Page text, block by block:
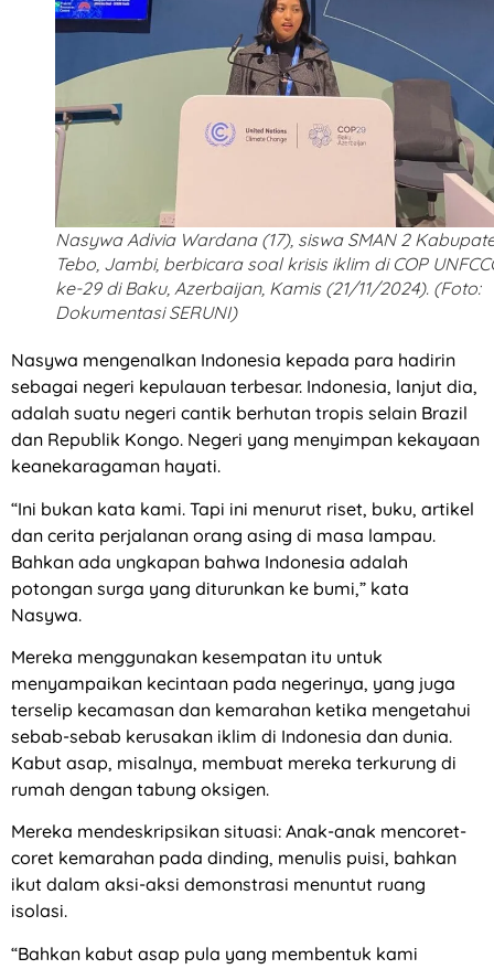
Nasywa Adivia Wardana (17), siswa SMAN 2
Tebo, Jambi, berbicara soal krisis iklim di COP
ke-29 di Baku, Azerbaijan, Kamis (21/11/2024). (Foto:
Dokumentasi SERUNI)
Nasywa mengenalkan Indonesia kepada para hadirin
sebagai negeri kepulauan terbesar. Indonesia, lanjut dia,
adalah suatu negeri cantik berhutan tropis selain Brazil
dan Republik Kongo. Negeri yang menyimpan kekayaan
keanekaragaman hayati.
“Ini bukan kata kami. Tapi ini menurut riset, buku, artikel
dan cerita perjalanan orang asing di masa lampau.
Bahkan ada ungkapan bahwa Indonesia adalah
potongan surga yang diturunkan ke bumi,” kata
Nasywa.
Mereka menggunakan kesempatan itu untuk
menyampaikan kecintaan pada negerinya, yang juga
terselip kecamasan dan kemarahan ketika mengetahui
sebab-sebab kerusakan iklim di Indonesia dan dunia.
Kabut asap, misalnya, membuat mereka terkurung di
rumah dengan tabung oksigen.
Mereka mendeskripsikan situasi: Anak-anak mencoret-
coret kemarahan pada dinding, menulis puisi, bahkan
ikut dalam aksi-aksi demonstrasi menuntut ruang
isolasi.
“Bahkan kabut asap pula yang membentuk kami